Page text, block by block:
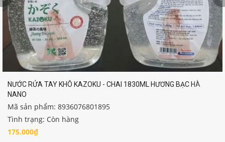
NƯỚC RỬA TAY KHÔ KAZOKU - CHAI 1830ML HƯƠNG BẠC HÀ
NANO
Mã sản phẩm: 8936076801895
Tình trạng: Còn hàng
175.000₫